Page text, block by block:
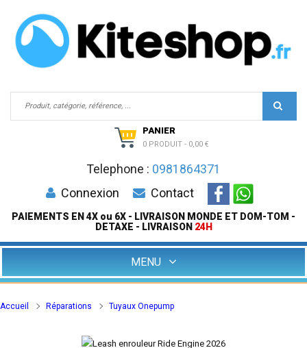
PANIER
0 PRODUIT - 0,00 €
Telephone : 0981864371
Connexion
Contact
PAIEMENTS EN 4X ou 6X - LIVRAISON MONDE ET DOM-TOM -
DETAXE - LIVRAISON 24H
MENU
Accueil Réparations Tuyaux Onepump